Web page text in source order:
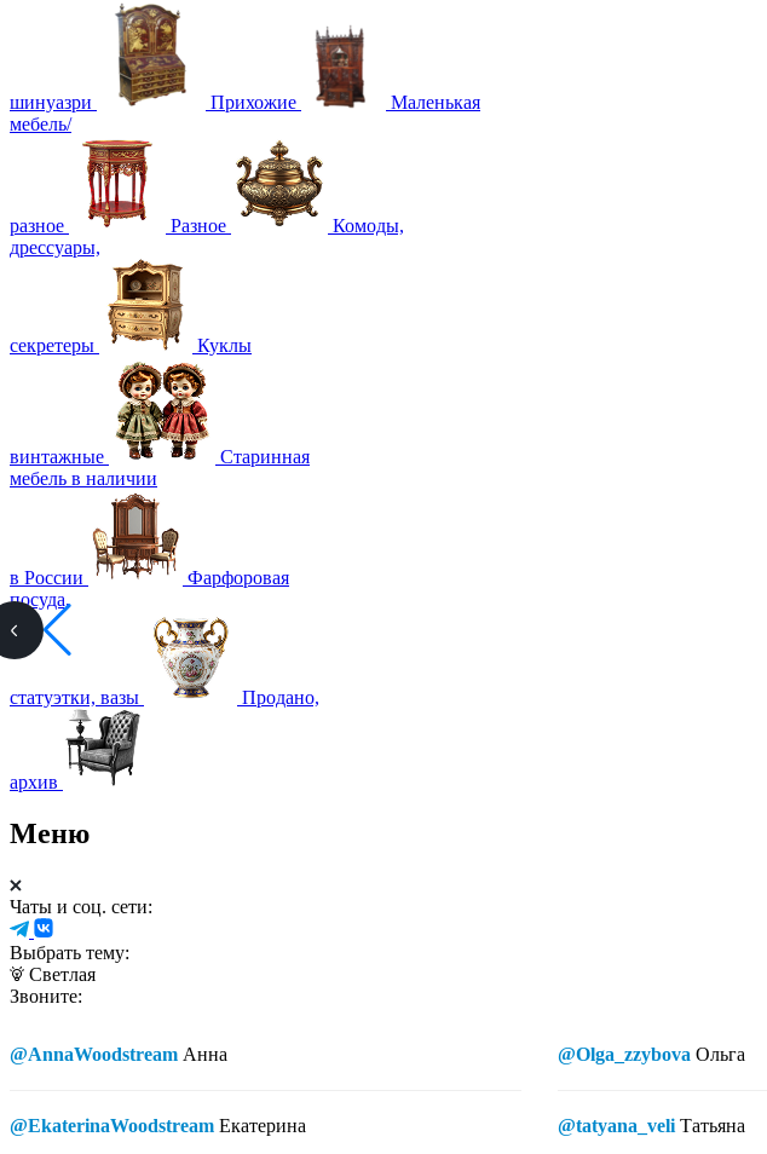
шинуазри Прихожие
Маленькая
мебель/
разное Разное
Комоды,
дрессуары,
секретеры Куклы
винтажные
Старинная
мебель в наличии
в России
Фарфоровая
посуда,
статуэтки, вазы Продано,
архив
Меню
Чаты и соц. сети:
Выбрать тему:
Светлая
Звоните:
@AnnaWoodstream Анна
@EkaterinaWoodstream Екатерина
@Olga_zzybova Ольга
@tatyana_veli Татьяна